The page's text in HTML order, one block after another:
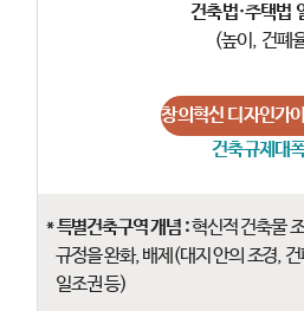
건축법·주택법
(높이, 건폐
창의혁신 디자인가
건축규제 대
* 특별건축구역 개념 :혁신적 건축물
규정을 완화, 배제(대지 안의 조경,
일조권 등)